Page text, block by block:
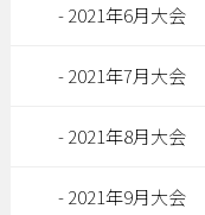
2021年6月大会
2021年7月大会
2021年8月大会
2021年9月大会